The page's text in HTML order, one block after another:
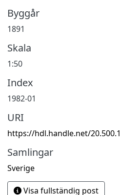
Byggår
1891
Skala
1:50
Index
1982-01
URI
https://hdl.handle.net/
Samlingar
Sverige
Visa fullständig post